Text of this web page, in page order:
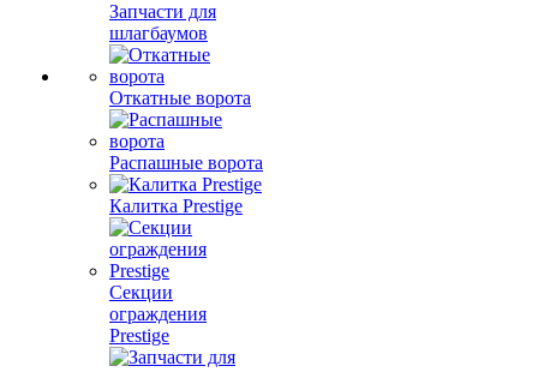
Запчасти для
шлагбаумов
Откатные ворота
Распашные ворота
Калитка Prestige
Секции
ограждения
Prestige